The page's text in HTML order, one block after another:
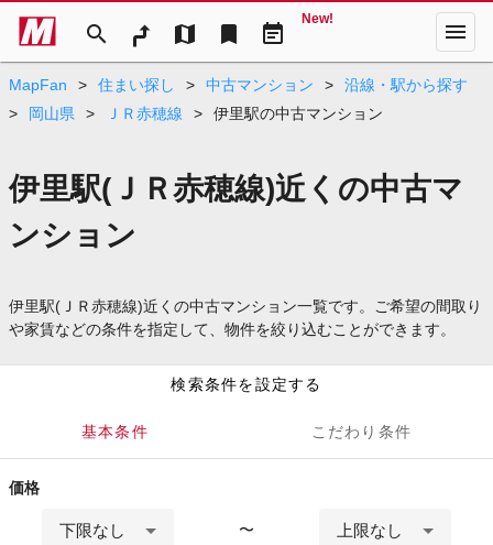
search map bookmark event_note
New! menu
MapFan > 住まい探し > 中古マンション >
沿線・駅から探す
>
岡山県 > ＪＲ赤穂線 > 伊里駅の中古マンション
伊里駅(ＪＲ赤穂線)近くの中古マ
ンション
伊里駅(ＪＲ赤穂線)近くの中古マンション一覧です。ご希望の間取り
や家賃などの条件を指定して、物件を絞り込むことができます。
検索条件を設定する
基本条件 こだわり条件
価格
下限なし 〜 上限なし